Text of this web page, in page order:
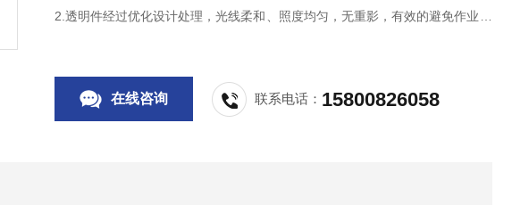
2.透明件经过优化设计处理，光线柔和、照度均匀，无重影，有效的避免作业施
在线咨询 联系电话： 15800826058